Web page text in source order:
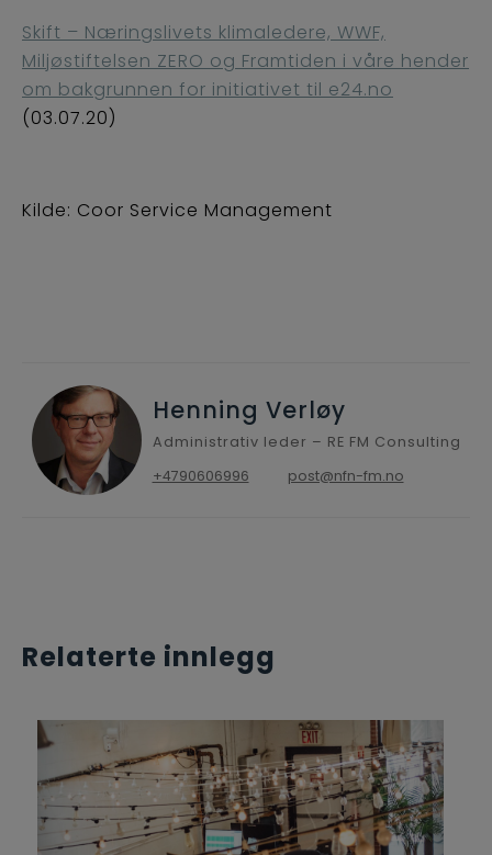
Skift – Næringslivets klimaledere, WWF,
Miljøstiftelsen ZERO og Framtiden i våre hender
om bakgrunnen for initiativet til e24.no
(03.07.20)
Kilde: Coor Service Management
Henning Verløy
Administrativ leder – RE FM Consulting
+4790606996
post@nfn-fm.no
Relaterte innlegg